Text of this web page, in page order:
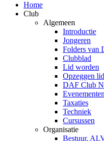
Home
Club
Algemeen
Introductie
Jongeren
Folders van
Clubblad
Lid worden
Opzeggen
DAF Club
Evenementen
Taxaties
Techniek
Cursussen
Organisatie
Bestuur,